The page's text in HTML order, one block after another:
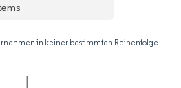
in keiner bestimmten Reihenfolge